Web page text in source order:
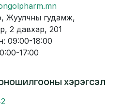
гудамж,
давхар, 201
09:00-18:00
17:00
хэрэгсэл